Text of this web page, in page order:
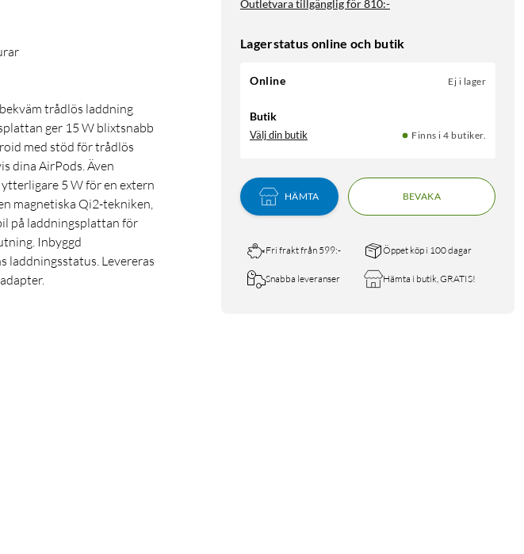
Outletvara tillgänglig för810:-
Lagerstatus online och butik
Online Ej i lager
Butik
Välj din butik Finns i 4 butiker.
HÄMTA BEVAKA
Fri frakt från 599:- Öppet köp i 100 dagar
Snabba leveranser Hämta i butik, GRATIS!
trådlös laddning
ger 15 W blixtsnabb
med stöd för trådlös
dina AirPods. Även
5 W för en extern
magnetiska Qi2-tekniken,
på laddningsplattan för
Inbyggd
laddningsstatus. Levereras